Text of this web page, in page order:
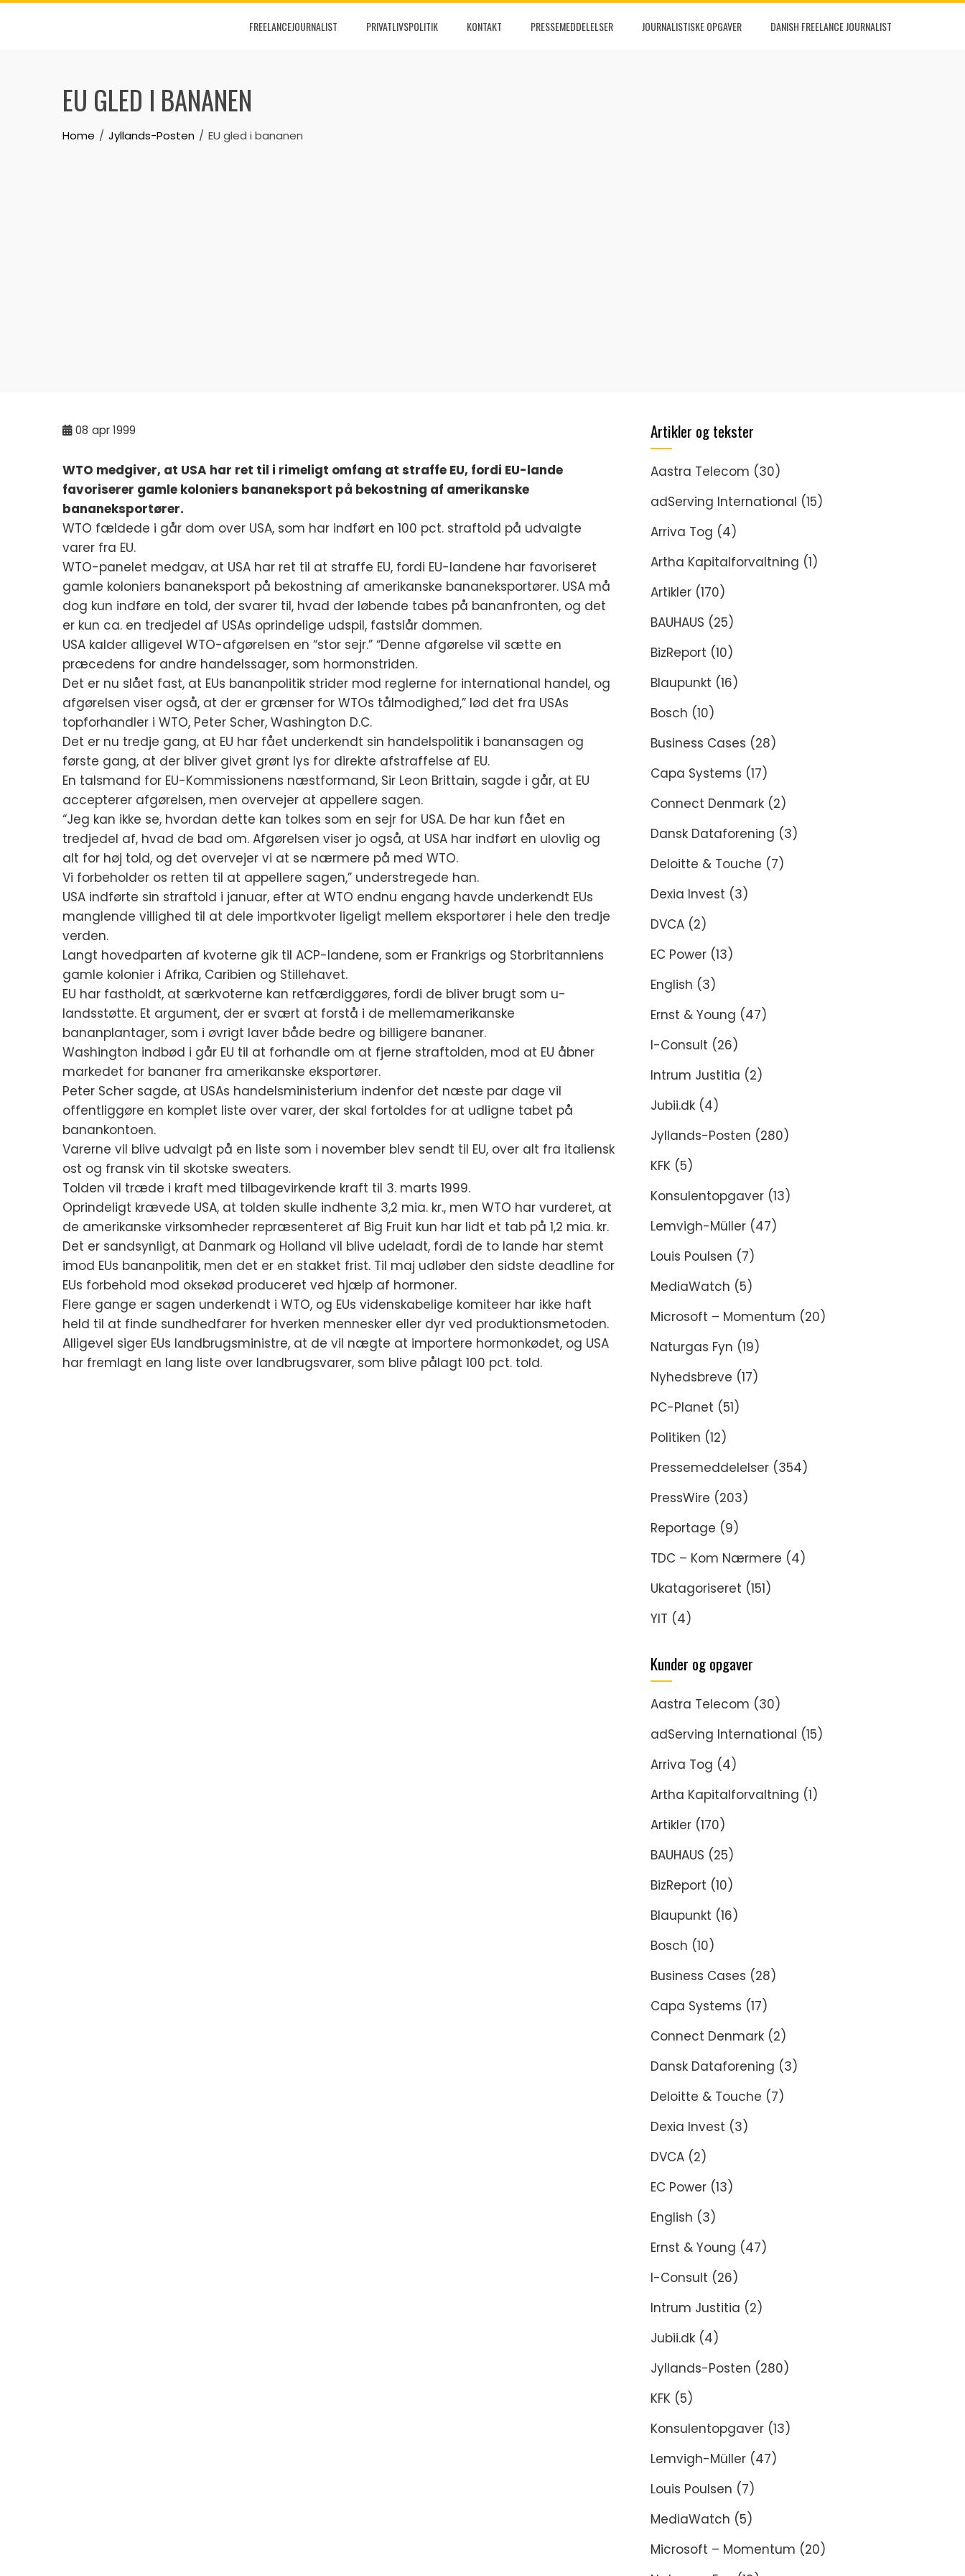
Skip
FREELANCEJOURNALIST PRIVATLIVSPOLITIK KONTAKT PRESSEMEDDELELSER JOURNALISTISKE OPGAVER DANISH FREELANCE JOURNALIST
EU GLED I BANANEN
Home Jyllands-Posten EU gled i bananen
08 apr 1999
WTO medgiver, at USA har ret til i rimeligt omfang at straffe EU, fordi EU-lande
favoriserer gamle koloniers bananeksport på bekostning af amerikanske
bananeksportører.
WTO fældede i går dom over USA, som har indført en 100 pct. straftold på udvalgte
varer fra EU.
WTO-panelet medgav, at USA har ret til at straffe EU, fordi EU-landene har favoriseret
gamle koloniers bananeksport på bekostning af amerikanske bananeksportører. USA må
dog kun indføre en told, der svarer til, hvad der løbende tabes på bananfronten, og det
er kun ca. en tredjedel af USAs oprindelige udspil, fastslår dommen.
USA kalder alligevel WTO-afgørelsen en “stor sejr.” “Denne afgørelse vil sætte en
præcedens for andre handelssager, som hormonstriden.
Det er nu slået fast, at EUs bananpolitik strider mod reglerne for international handel, og
afgørelsen viser også, at der er grænser for WTOs tålmodighed,” lød det fra USAs
topforhandler i WTO, Peter Scher, Washington D.C.
Det er nu tredje gang, at EU har fået underkendt sin handelspolitik i banansagen og
første gang, at der bliver givet grønt lys for direkte afstraffelse af EU.
En talsmand for EU-Kommissionens næstformand, Sir Leon Brittain, sagde i går, at EU
accepterer afgørelsen, men overvejer at appellere sagen.
“Jeg kan ikke se, hvordan dette kan tolkes som en sejr for USA. De har kun fået en
tredjedel af, hvad de bad om. Afgørelsen viser jo også, at USA har indført en ulovlig og
alt for høj told, og det overvejer vi at se nærmere på med WTO.
Vi forbeholder os retten til at appellere sagen,” understregede han.
USA indførte sin straftold i januar, efter at WTO endnu engang havde underkendt EUs
manglende villighed til at dele importkvoter ligeligt mellem eksportører i hele den tredje
verden.
Langt hovedparten af kvoterne gik til ACP-landene, som er Frankrigs og Storbritanniens
gamle kolonier i Afrika, Caribien og Stillehavet.
EU har fastholdt, at særkvoterne kan retfærdiggøres, fordi de bliver brugt som u-
landsstøtte. Et argument, der er svært at forstå i de mellemamerikanske
bananplantager, som i øvrigt laver både bedre og billigere bananer.
Washington indbød i går EU til at forhandle om at fjerne straftolden, mod at EU åbner
markedet for bananer fra amerikanske eksportører.
Peter Scher sagde, at USAs handelsministerium indenfor det næste par dage vil
offentliggøre en komplet liste over varer, der skal fortoldes for at udligne tabet på
banankontoen.
Varerne vil blive udvalgt på en liste som i november blev sendt til EU, over alt fra italiensk
ost og fransk vin til skotske sweaters.
Tolden vil træde i kraft med tilbagevirkende kraft til 3. marts 1999.
Oprindeligt krævede USA, at tolden skulle indhente 3,2 mia. kr., men WTO har vurderet, at
de amerikanske virksomheder repræsenteret af Big Fruit kun har lidt et tab på 1,2 mia. kr.
Det er sandsynligt, at Danmark og Holland vil blive udeladt, fordi de to lande har stemt
imod EUs bananpolitik, men det er en stakket frist. Til maj udløber den sidste deadline for
EUs forbehold mod oksekød produceret ved hjælp af hormoner.
Flere gange er sagen underkendt i WTO, og EUs videnskabelige komiteer har ikke haft
held til at finde sundhedfarer for hverken mennesker eller dyr ved produktionsmetoden.
Alligevel siger EUs landbrugsministre, at de vil nægte at importere hormonkødet, og USA
har fremlagt en lang liste over landbrugsvarer, som blive pålagt 100 pct. told.
Artikler og tekster
Aastra Telecom (30)
adServing International (15)
Arriva Tog (4)
Artha Kapitalforvaltning (1)
Artikler (170)
BAUHAUS (25)
BizReport (10)
Blaupunkt (16)
Bosch (10)
Business Cases (28)
Capa Systems (17)
Connect Denmark (2)
Dansk Dataforening (3)
Deloitte & Touche (7)
Dexia Invest (3)
DVCA (2)
EC Power (13)
English (3)
Ernst & Young (47)
I-Consult (26)
Intrum Justitia (2)
Jubii.dk (4)
Jyllands-Posten (280)
KFK (5)
Konsulentopgaver (13)
Lemvigh-Müller (47)
Louis Poulsen (7)
MediaWatch (5)
Microsoft – Momentum (20)
Naturgas Fyn (19)
Nyhedsbreve (17)
PC-Planet (51)
Politiken (12)
Pressemeddelelser (354)
PressWire (203)
Reportage (9)
TDC – Kom Nærmere (4)
Ukatagoriseret (151)
YIT (4)
Kunder og opgaver
Aastra Telecom (30)
adServing International (15)
Arriva Tog (4)
Artha Kapitalforvaltning (1)
Artikler (170)
BAUHAUS (25)
BizReport (10)
Blaupunkt (16)
Bosch (10)
Business Cases (28)
Capa Systems (17)
Connect Denmark (2)
Dansk Dataforening (3)
Deloitte & Touche (7)
Dexia Invest (3)
DVCA (2)
EC Power (13)
English (3)
Ernst & Young (47)
I-Consult (26)
Intrum Justitia (2)
Jubii.dk (4)
Jyllands-Posten (280)
KFK (5)
Konsulentopgaver (13)
Lemvigh-Müller (47)
Louis Poulsen (7)
MediaWatch (5)
Microsoft – Momentum (20)